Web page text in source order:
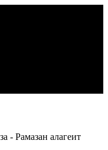
- Рамазан алагеит